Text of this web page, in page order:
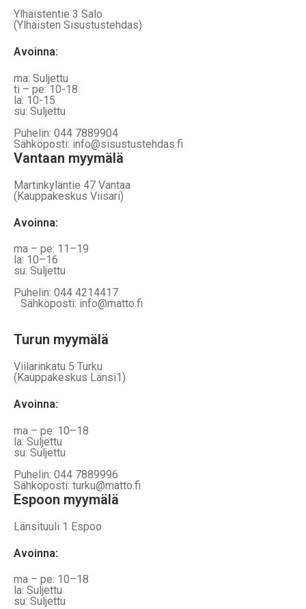
Ylhäistentie 3 Salo
(Ylhäisten Sisustustehdas)
Avoinna:
ma: Suljettu
ti – pe: 10-18
la: 10-15
su: Suljettu
Puhelin: 044 7889904
Sähköposti: info@sisustustehdas.fi
Vantaan myymälä
Martinkyläntie 47 Vantaa
(Kauppakeskus Viisari)
Avoinna:
ma – pe: 11–19
la: 10–16
su: Suljettu
Puhelin: 044 4214417
Sähköposti: info@matto.fi
Turun myymälä
Viilarinkatu 5 Turku
(Kauppakeskus Länsi1)
Avoinna:
ma – pe: 10–18
la: Suljettu
su: Suljettu
Puhelin: 044 7889996
Sähköposti: turku@matto.fi
Espoon myymälä
Länsituuli 1 Espoo
Avoinna:
ma – pe: 10–18
la: Suljettu
su: Suljettu